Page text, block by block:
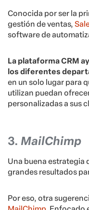
Conocida por ser la
gestión de ventas,
software de
La plataforma CRM
los diferentes
en un solo lugar para
utilizan puedan
personalizadas a sus
3. MailChimp
Una buena estrategia
grandes resultados
Por eso, otra